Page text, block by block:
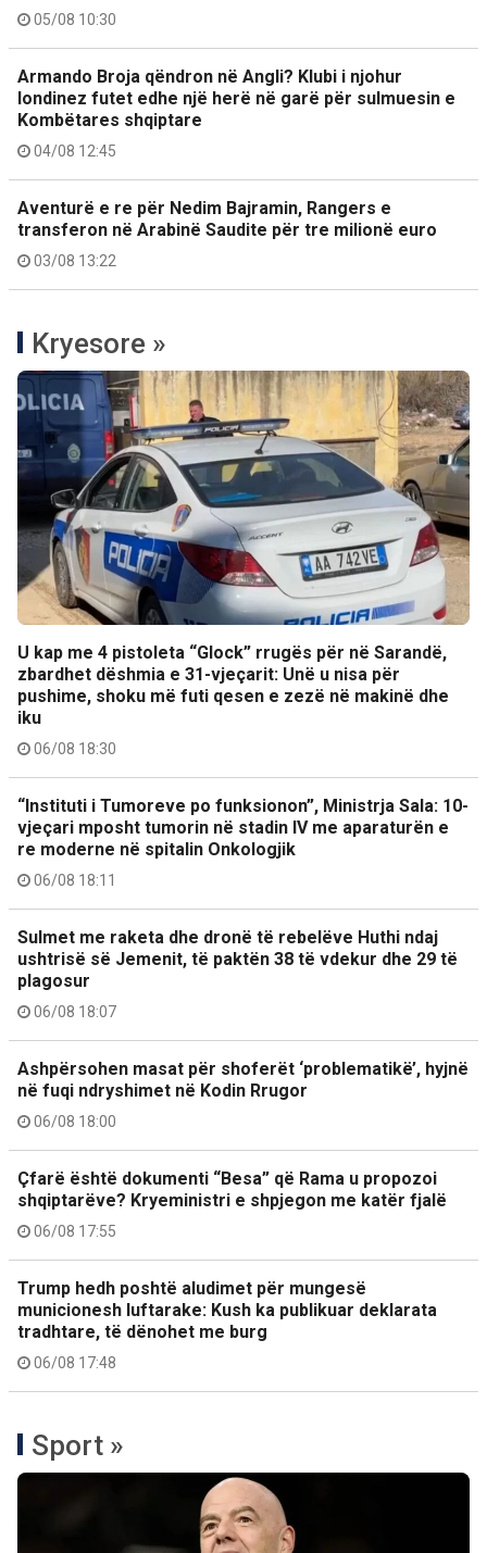
05/08 10:30
Armando Broja qëndron në Angli? Klubi i njohur
londinez futet edhe një herë në garë për sulmuesin e
Kombëtares shqiptare
04/08 12:45
Aventurë e re për Nedim Bajramin, Rangers e
transferon në Arabinë Saudite për tre milionë euro
03/08 13:22
Kryesore »
U kap me 4 pistoleta “Glock” rrugës për në Sarandë,
zbardhet dëshmia e 31-vjeçarit: Unë u nisa për
pushime, shoku më futi qesen e zezë në makinë dhe
iku
06/08 18:30
“Instituti i Tumoreve po funksionon”, Ministrja Sala: 10-
vjeçari mposht tumorin në stadin IV me aparaturën e
re moderne në spitalin Onkologjik
06/08 18:11
Sulmet me raketa dhe dronë të rebelëve Huthi ndaj
ushtrisë së Jemenit, të paktën 38 të vdekur dhe 29 të
plagosur
06/08 18:07
Ashpërsohen masat për shoferët ‘problematikë’, hyjnë
në fuqi ndryshimet në Kodin Rrugor
06/08 18:00
Çfarë është dokumenti “Besa” që Rama u propozoi
shqiptarëve? Kryeministri e shpjegon me katër fjalë
06/08 17:55
Trump hedh poshtë aludimet për mungesë
municionesh luftarake: Kush ka publikuar deklarata
tradhtare, të dënohet me burg
06/08 17:48
Sport »